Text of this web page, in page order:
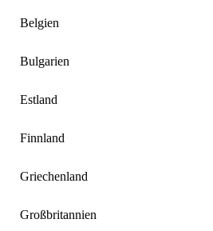
Belgien
Bulgarien
Estland
Finnland
Griechenland
Großbritannien